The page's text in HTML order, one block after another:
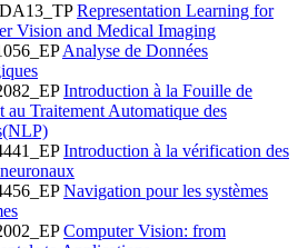
Representation Learning for
Vision and Medical Imaging
Analyse de Données
Introduction à la Fouille de
au Traitement Automatique des
Introduction à la vérification des
Navigation pour les systèmes
Computer Vision: from